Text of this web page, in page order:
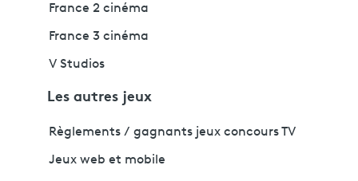
France 2 cinéma
France 3 cinéma
V Studios
Les autres jeux
Règlements / gagnants jeux concours TV
Jeux web et mobile